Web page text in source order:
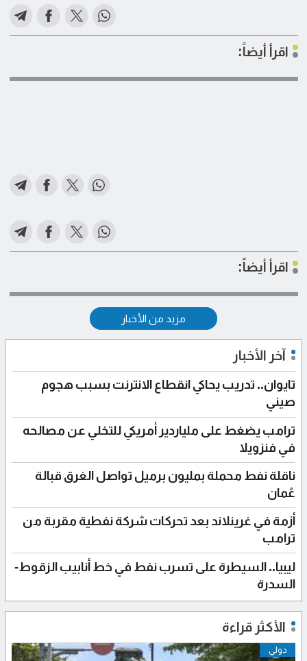
اقرأ أيضاً:
اقرأ أيضاً:
مزيد من الأخبار
آخر الأخبار
تايوان.. تدريب يحاكي انقطاع الانترنت بسبب هجوم
صيني
ترامب يضغط على ملياردير أمريكي للتخلي عن مصالحه
في فنزويلا
ناقلة نفط محملة بمليون برميل تواصل الغرق قبالة
عُمان
أزمة في غرينلاند بعد تحركات شركة نفطية مقربة من
ترامب
ليبيا.. السيطرة على تسرب نفط في خط أنابيب الزقوط-
السدرة
الأكثر قراءة
دولي